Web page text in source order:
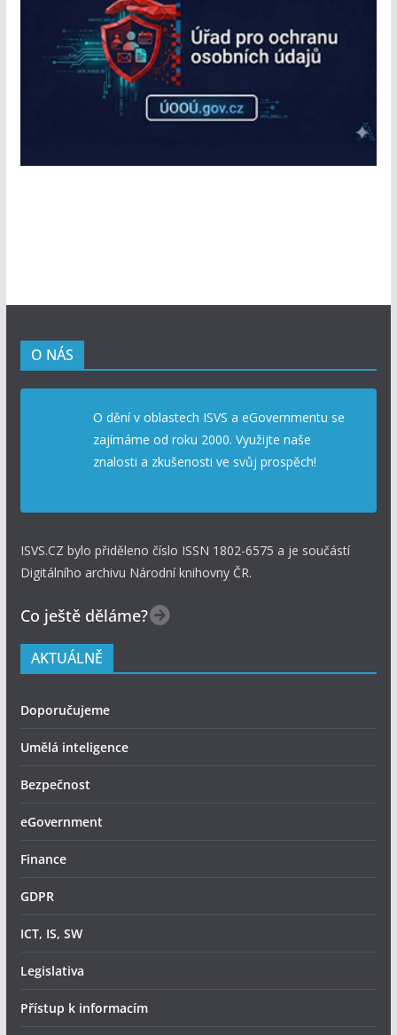
O NÁS
O dění v oblastech ISVS a eGovernmentu se
zajímáme od roku 2000. Využijte naše
znalosti a zkušenosti ve svůj prospěch!
ISVS.CZ bylo přiděleno číslo ISSN 1802-6575 a je součástí
Digitálního archivu Národní knihovny ČR.
Co ještě děláme?
AKTUÁLNĚ
Doporučujeme
Umělá inteligence
Bezpečnost
eGovernment
Finance
GDPR
ICT, IS, SW
Legislativa
Přístup k informacím